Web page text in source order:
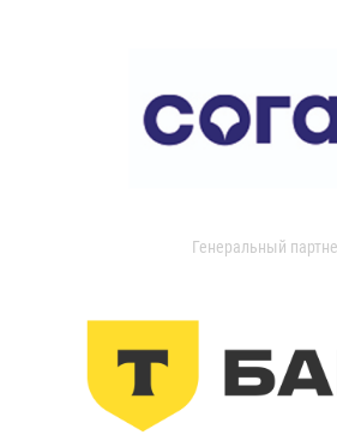
Генеральный